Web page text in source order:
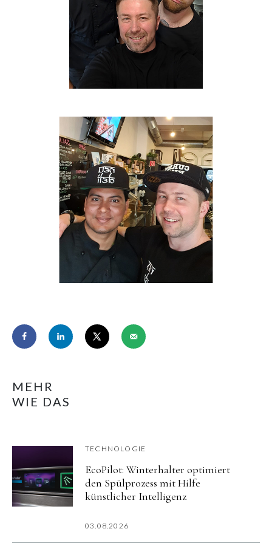
MEHR
WIE DAS
TECHNOLOGIE
EcoPilot: Winterhalter optimiert
den Spülprozess mit Hilfe
künstlicher Intelligenz
03.08.2026